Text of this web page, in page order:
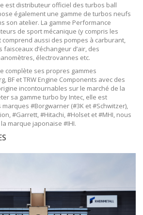
est distributeur officiel des turbos ball
également une gamme de turbos neufs
son atelier. La gamme Performance
de sport mécanique (y compris les
comprend aussi des pompes à carburant,
d’échangeur d’air, des
électrovannes etc.
complète ses propres gammes
BF et TRW Engine Components avec des
incontournables sur le marché de la
sa gamme turbo by Intec, elle est
marques #Borgwarner (#3K et #Schwitzer),
#Garrett, #Hitachi, #Holset et #MHI, nous
marque japonaise #IHI.